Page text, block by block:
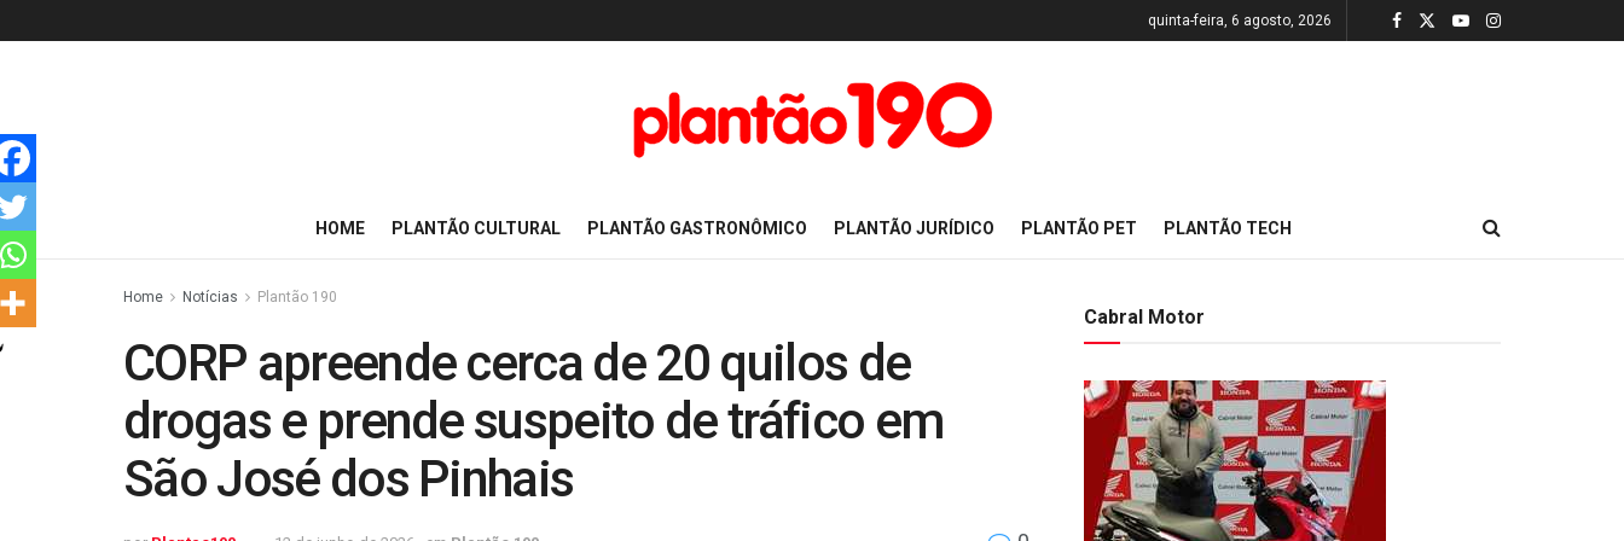
quinta-feira, 6 agosto, 2026
HOME PLANTÃO CULTURAL PLANTÃO GASTRONÔMICO PLANTÃO JURÍDICO PLANTÃO PET PLANTÃO TECH
Home Notícias Plantão 190
CORP apreende cerca de 20 quilos de
drogas e prende suspeito de tráfico em
São José dos Pinhais
Cabral Motor